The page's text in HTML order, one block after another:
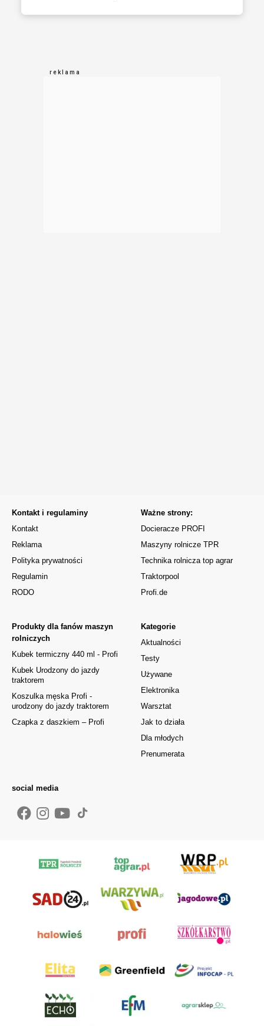
Kontakt i regulaminy
Kontakt
Reklama
Polityka prywatności
Regulamin
RODO
Kategorie
Aktualności
Testy
Używane
Elektronika
Warsztat
Jak to działa
Dla młodych
Prenumerata
Produkty dla fanów maszyn
rolniczych
Kubek termiczny 440 ml - Profi
Kubek Urodzony do jazdy
traktorem
Koszulka męska Profi -
urodzony do jazdy traktorem
Czapka z daszkiem – Profi
Ważne strony:
Docieracze PROFI
Maszyny rolnicze TPR
Technika rolnicza top agrar
Traktorpool
Profi.de
social media